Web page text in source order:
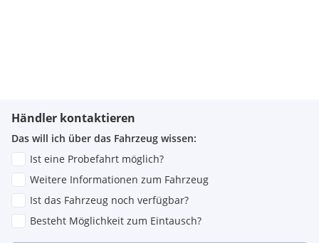
Händler kontaktieren
Das will ich über das Fahrzeug wissen:
Ist eine Probefahrt möglich?
Weitere Informationen zum Fahrzeug
Ist das Fahrzeug noch verfügbar?
Besteht Möglichkeit zum Eintausch?